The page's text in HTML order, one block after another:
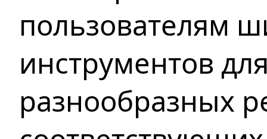
пользователям
инструментов
разнообразных